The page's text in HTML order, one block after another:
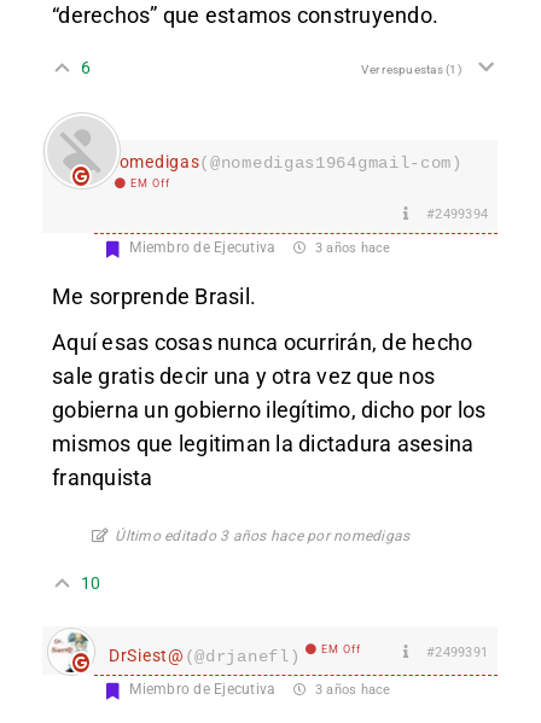
“derechos” que estamos construyendo.
6 Ver respuestas(1)
nomedigas(@nomedigas1964gmail-com)
EM Off
#2499394
Miembro de Ejecutiva 3 años hace
Me sorprende Brasil.
Aquí esas cosas nunca ocurrirán, de hecho
sale gratis decir una y otra vez que nos
gobierna un gobierno ilegítimo, dicho por los
mismos que legitiman la dictadura asesina
franquista
Último editado 3 años hace por nomedigas
10
DrSiest@ (@drjanefl) EM Off #2499391
Miembro de Ejecutiva 3 años hace